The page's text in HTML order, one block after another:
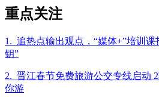
重点关注
1. 追热点输出观点，“媒体+”培训课
钥”
2. 晋江春节免费旅游公交专线启动
你游